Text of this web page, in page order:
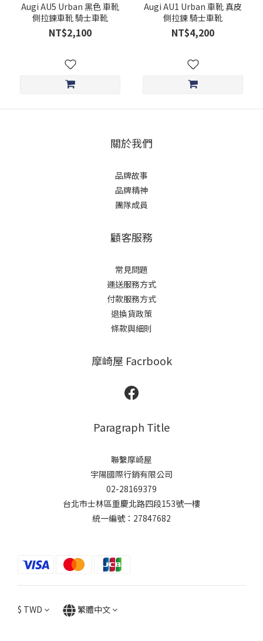
Augi AU5 Urban 黑色 車靴
側拉鍊車靴 騎士車靴
NT$2,100
Augi AU1 Urban 車靴 真皮
側拉鍊 騎士車靴
NT$4,200
關於我們
品牌故事
品牌精神
團隊成員
顧客服務
常見問題
運送服務方式
付款服務方式
退換貨政策
條款與細則
摩崎屋 Facrbook
Paragraph Title
聯繫摩崎屋
宇陽國際行銷有限公司
02-28169379
台北市士林區重慶北路四段153號一樓
統一編號：27847682
$ TWD 繁體中文